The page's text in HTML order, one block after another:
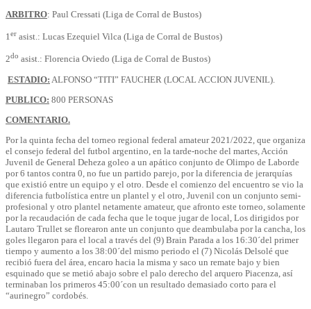
ARBITRO: Paul Cressati (Liga de Corral de Bustos)
1er asist.: Lucas Ezequiel Vilca (Liga de Corral de Bustos)
2do asist.: Florencia Oviedo (Liga de Corral de Bustos)
ESTADIO: ALFONSO “TITI” FAUCHER (LOCAL ACCION JUVENIL).
PUBLICO: 800 PERSONAS
COMENTARIO.
Por la quinta fecha del torneo regional federal amateur 2021/2022, que organiza
el consejo federal del futbol argentino, en la tarde-noche del martes, Acción
Juvenil de General Deheza goleo a un apático conjunto de Olimpo de Laborde
por 6 tantos contra 0, no fue un partido parejo, por la diferencia de jerarquías
que existió entre un equipo y el otro. Desde el comienzo del encuentro se vio la
diferencia futbolística entre un plantel y el otro, Juvenil con un conjunto semi-
profesional y otro plantel netamente amateur, que afronto este torneo, solamente
por la recaudación de cada fecha que le toque jugar de local, Los dirigidos por
Lautaro Trullet se florearon ante un conjunto que deambulaba por la cancha, los
goles llegaron para el local a través del (9) Brain Parada a los 16:30´del primer
tiempo y aumento a los 38:00´del mismo periodo el (7) Nicolás Delsolé que
recibió fuera del área, encaro hacia la misma y saco un remate bajo y bien
esquinado que se metió abajo sobre el palo derecho del arquero Piacenza, así
terminaban los primeros 45:00´con un resultado demasiado corto para el
“aurinegro” cordobés.